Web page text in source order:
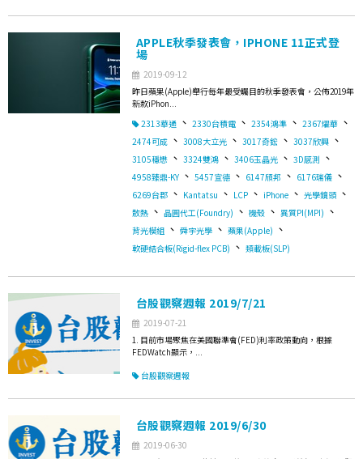
APPLE秋季發表會，IPHONE 11正式登
場
2019-09-12
昨日蘋果(Apple)舉行每年最受矚目的秋季發表會，公佈2019年
新款iPhon...
2313華通 、 2330台積電 、 2354鴻準 、 2367燿華 、
2474可成 、 3008大立光 、 3017奇鋐 、 3037欣興 、
3105穩懋 、 3324雙鴻 、 3406玉晶光 、 3D感測 、
4958臻鼎-KY 、 5457宣德 、 6147頎邦 、 6176瑞儀 、
6269台郡 、 Kantatsu 、 LCP 、 iPhone 、 光學鏡頭 、
散熱 、 晶圓代工(Foundry) 、 機殼 、 異質PI(MPI) 、
背光模組 、 舜宇光學 、 蘋果(Apple) 、
軟硬結合板(Rigid-flex PCB) 、 類載板(SLP)
台股觀察週報 2019/7/21
2019-07-21
1. 目前市場聚焦在美國聯準會(FED)利率政策動向，根據
FEDWatch顯示，...
台股觀察週報
台股觀察週報 2019/6/30
2019-06-30